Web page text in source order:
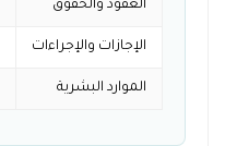
العقود والحقوق
الإجازات والإجراءات
الموارد البشرية